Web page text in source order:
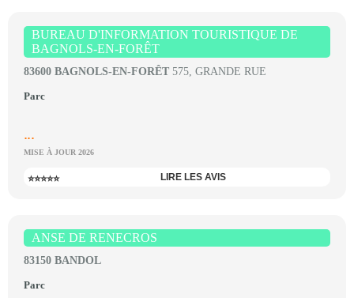
BUREAU D'INFORMATION TOURISTIQUE DE
BAGNOLS-EN-FORÊT
83600 BAGNOLS-EN-FORÊT 575, GRANDE RUE
Parc
...
MISE À JOUR 2026
⭐⭐⭐⭐⭐ LIRE LES AVIS
ANSE DE RENECROS
83150 BANDOL
Parc